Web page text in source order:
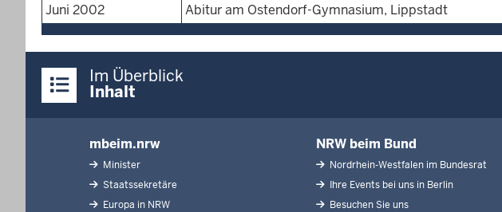
Juni 2002
Abitur am Ostendorf-Gymnasium, Lippstadt
Inhalte
Im Überblick
Inhalt
Inhaltsübersicht
mbeim.nrw
Minister
Staatssekretäre
Europa in NRW
NRW beim Bund
Nordrhein-Westfalen im Bundesrat
Ihre Events bei uns in Berlin
Besuchen Sie uns